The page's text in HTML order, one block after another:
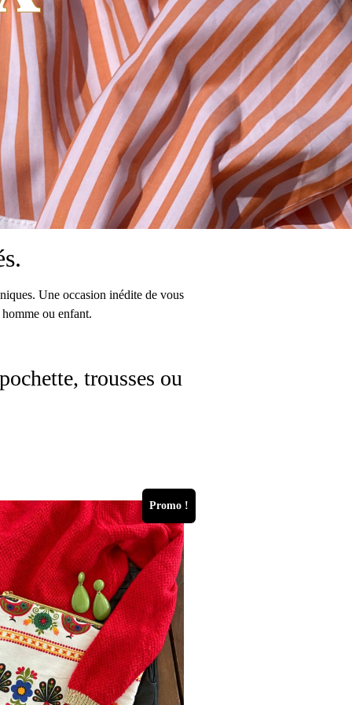
Une occasion inédite de vous
ou enfant.
trousses ou
Promo !